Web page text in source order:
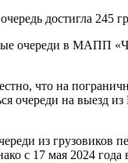
достигла 245
очереди в МАПП
что на
очереди на выезд
из грузовиков
с 17 мая 2024